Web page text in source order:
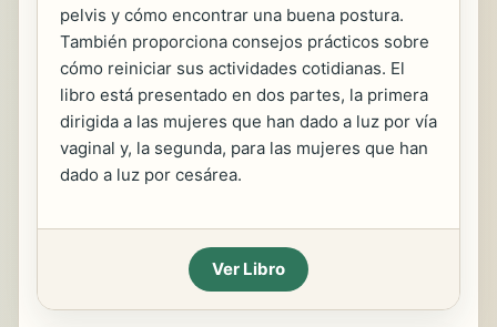
pelvis y cómo encontrar una buena postura.
También proporciona consejos prácticos sobre
cómo reiniciar sus actividades cotidianas. El
libro está presentado en dos partes, la primera
dirigida a las mujeres que han dado a luz por vía
vaginal y, la segunda, para las mujeres que han
dado a luz por cesárea.
Ver Libro